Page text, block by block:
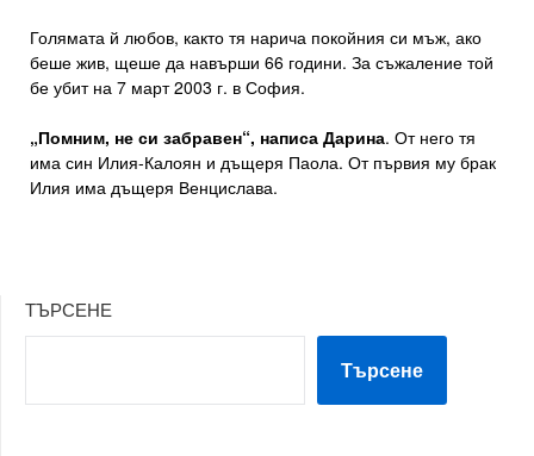
Голямата й любов, както тя нарича покойния си мъж, ако
беше жив, щеше да навърши 66 години. За съжаление той
бе убит на 7 март 2003 г. в София.
„Помним, не си забравен“, написа Дарина. От него тя
има син Илия-Калоян и дъщеря Паола. От първия му брак
Илия има дъщеря Венцислава.
ТЪРСЕНЕ
Търсене